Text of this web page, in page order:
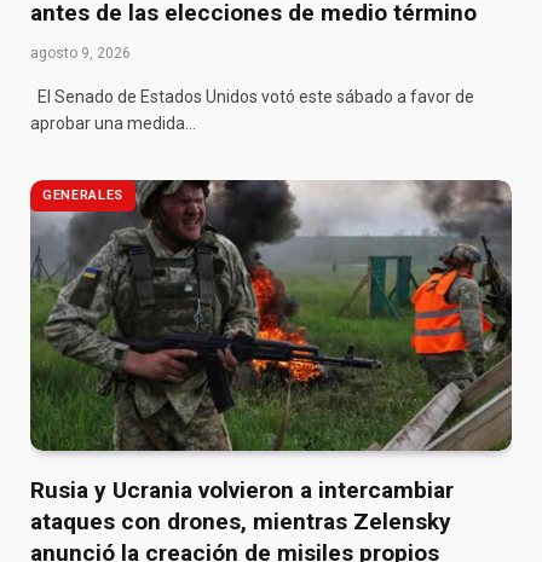
antes de las elecciones de medio término
agosto 9, 2026
El Senado de Estados Unidos votó este sábado a favor de
aprobar una medida…
GENERALES
Rusia y Ucrania volvieron a intercambiar
ataques con drones, mientras Zelensky
anunció la creación de misiles propios